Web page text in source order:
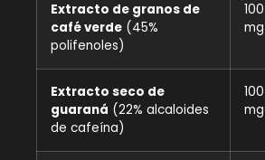
Extracto de granos de
café verde (45%
polifenoles)
100
mg
Extracto seco de
guaraná (22% alcaloides
de cafeína)
100
mg